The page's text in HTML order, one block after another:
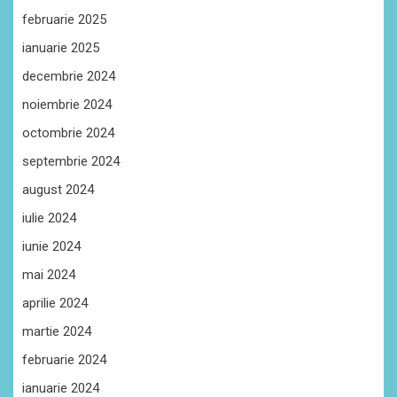
februarie 2025
ianuarie 2025
decembrie 2024
noiembrie 2024
octombrie 2024
septembrie 2024
august 2024
iulie 2024
iunie 2024
mai 2024
aprilie 2024
martie 2024
februarie 2024
ianuarie 2024